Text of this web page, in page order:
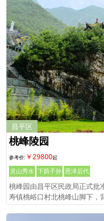
昌平区
桃峰陵园
￥29800
灵山秀水 下荫子孙 恩泽后代
桃峰园由昌平区民政局正式批
寿镇桃峪口村北桃峰山脚下，
口水库，与明十三陵一脉相承